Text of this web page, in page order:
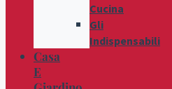
Cucina
Gli
Indispensabili
Casa
E